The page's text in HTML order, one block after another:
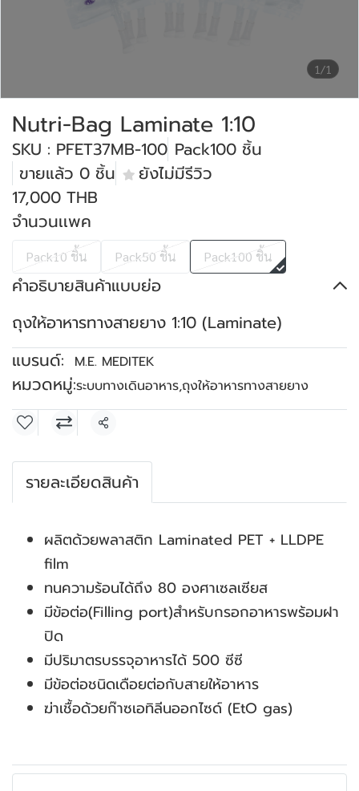
1/1
Nutri-Bag Laminate 1:10
SKU : PFET37MB-100 Pack100 ชิ้น
ขายแล้ว 0 ชิ้น
ยังไม่มีรีวิว
17,000 THB
จำนวนเเพค
Pack10 ชิ้น Pack50 ชิ้น Pack100 ชิ้น
คำอธิบายสินค้าแบบย่อ
ถุงให้อาหารทางสายยาง 1:10 (Laminate)
แบรนด์:
M.E. MEDITEK
หมวดหมู่:ระบบทางเดินอาหาร,ถุงให้อาหารทางสายยาง
แชร์
รายละเอียดสินค้า
ผลิตด้วยพลาสติก Laminated PET + LLDPE
film
ทนความร้อนได้ถึง 80 องศาเซลเซียส
มีข้อต่อ(Filling port)สำหรับกรอกอาหารพร้อมฝา
ปิด
มีปริมาตรบรรจุอาหารได้ 500 ซีซี
มีข้อต่อชนิดเดือยต่อกับสายให้อาหาร
ฆ่าเชื้อด้วยก๊าซเอทิลีนออกไซด์ (EtO gas)